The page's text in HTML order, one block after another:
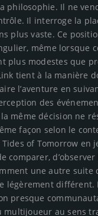
philosophie. Il ne
Il interroge la
plus vaste. Ce
même lorsque
plus modestes que
tient à la manière
l’aventure en
des
même décision ne
façon selon le
of Tomorrow en
comparer,
une autre suite
légèrement différent.
presque
au sens